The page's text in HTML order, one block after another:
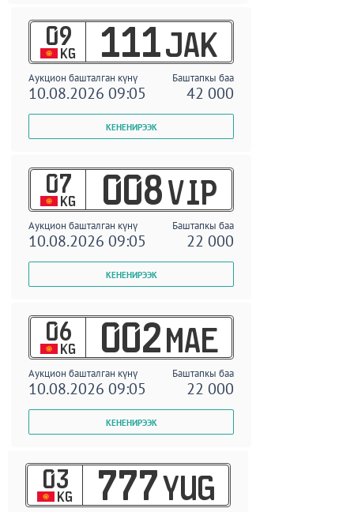
09
KG 111 JAK
Аукцион башталган күнү Баштапкы баа
10.08.2026 09:05 42 000
07
KG 008 VIP
Аукцион башталган күнү Баштапкы баа
10.08.2026 09:05 22 000
06
KG 002 MAE
Аукцион башталган күнү Баштапкы баа
10.08.2026 09:05 22 000
03
KG 777 YUG